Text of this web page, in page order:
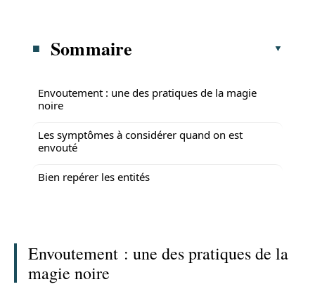
Sommaire
Envoutement : une des pratiques de la magie
noire
Les symptômes à considérer quand on est
envouté
Bien repérer les entités
Envoutement : une des pratiques de la
magie noire